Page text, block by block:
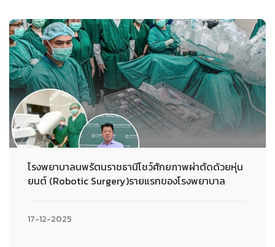
โรงพยาบาลนพรัตนราชธานีโชว์ศักยภาพผ่าตัดด้วยหุ่น
ยนต์ (Robotic Surgery)รายแรกของโรงพยาบาล
17-12-2025